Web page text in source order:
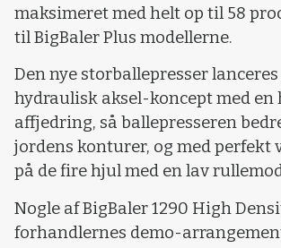
maksimeret med helt op til 58
til BigBaler Plus modellerne.
Den nye storballepresser
hydraulisk aksel-koncept med en
affjedring, så ballepresseren
jordens konturer, og med
på de fire hjul med en lav
Nogle af BigBaler 1290 High
forhandlernes demo-